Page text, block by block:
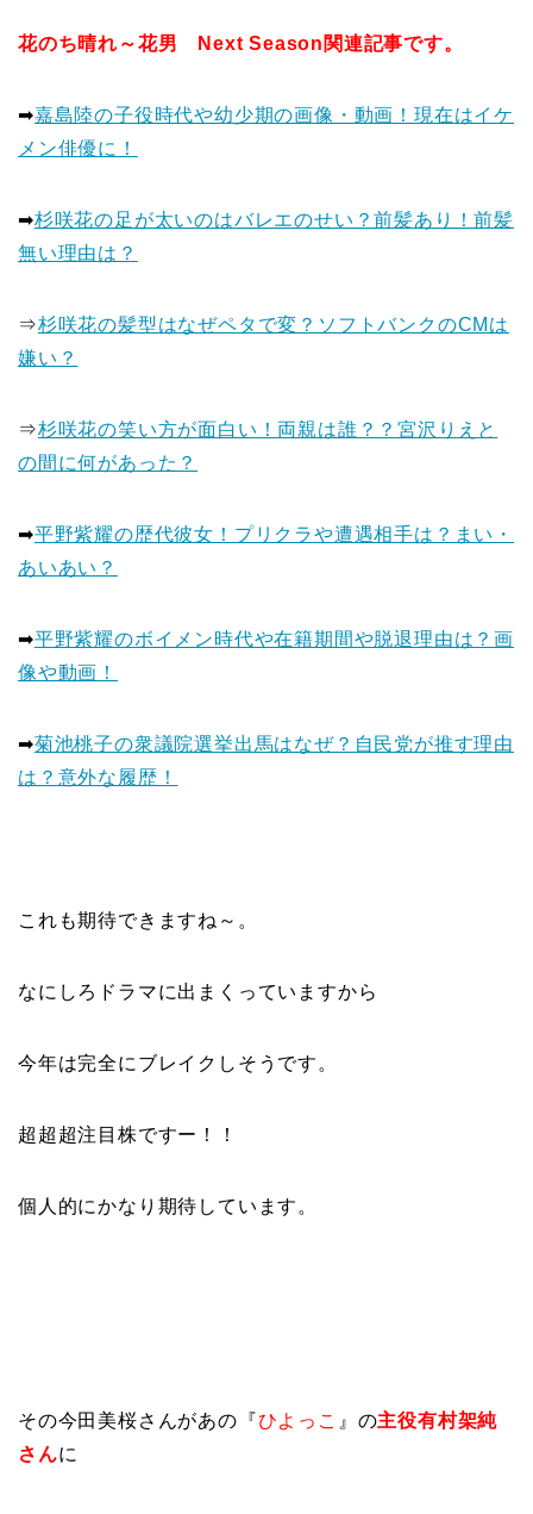
花のち晴れ～花男 Next Season関連記事です。
➡嘉島陸の子役時代や幼少期の画像・動画！現在はイケ
メン俳優に！
➡杉咲花の足が太いのはバレエのせい？前髪あり！前髪
無い理由は？
⇒杉咲花の髪型はなぜペタで変？ソフトバンクのCMは
嫌い？
⇒杉咲花の笑い方が面白い！両親は誰？？宮沢りえと
の間に何があった？
➡平野紫耀の歴代彼女！プリクラや遭遇相手は？まい・
あいあい？
➡平野紫耀のボイメン時代や在籍期間や脱退理由は？画
像や動画！
➡菊池桃子の衆議院選挙出馬はなぜ？自民党が推す理由
は？意外な履歴！
これも期待できますね～。
なにしろドラマに出まくっていますから
今年は完全にブレイクしそうです。
超超超注目株ですー！！
個人的にかなり期待しています。
その今田美桜さんがあの『ひよっこ 』の主役有村架純
さんに